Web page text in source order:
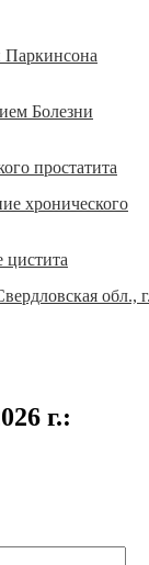
Паркинсона
Болезни
простатита
хронического
цистита
обл., г.
г.: